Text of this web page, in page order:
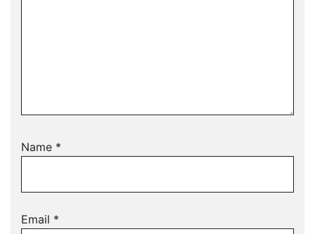
Name *
Email *